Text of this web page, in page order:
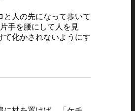
と人の先になって歩いて
手を腰にして人を見
て化かされないようにす